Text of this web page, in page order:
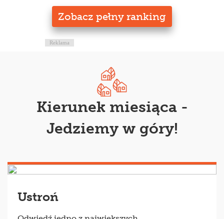
Zobacz pełny ranking
Reklama
Kierunek miesiąca -
Jedziemy w góry!
Ustroń